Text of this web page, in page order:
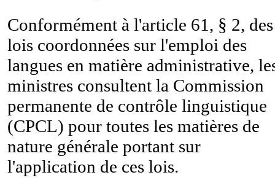
Conformément à l'article 61, § 2, des
lois coordonnées sur l'emploi des
langues en matière administrative,
ministres consultent la Commission
permanente de contrôle linguistique
(CPCL) pour toutes les matières de
nature générale portant sur
l'application de ces lois.